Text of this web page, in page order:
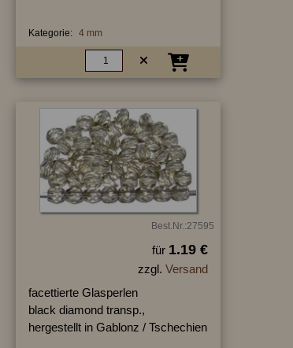
Kategorie: 4 mm
Best.Nr.:27595
für 1.19 €
zzgl. Versand
facettierte Glasperlen
black diamond transp.,
hergestellt in Gablonz / Tschechien